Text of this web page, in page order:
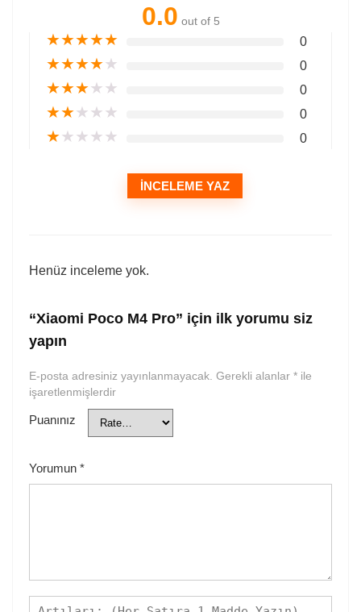
0.0 out of 5
★★★★★ 0
★★★★★ 0
★★★★★ 0
★★★★★ 0
★★★★★ 0
İNCELEME YAZ
Henüz inceleme yok.
“Xiaomi Poco M4 Pro” için ilk yorumu siz
yapın
E-posta adresiniz yayınlanmayacak. Gerekli alanlar * ile
işaretlenmişlerdir
Puanınız
Yorumun *